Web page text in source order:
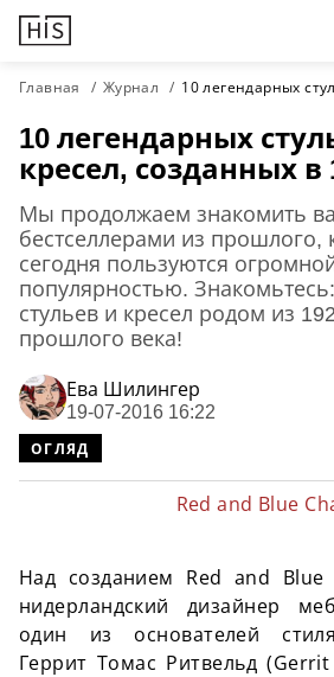
Главная Журнал 10 легендарных
10 легендарных
кресел, созданных в
Мы продолжаем знакомить
бестселлерами из прошлого,
сегодня пользуются
популярностью.
стульев и кресел родом из
прошлого века!
Ева Шилингер
19-07-2016 16:22
ОГЛЯД
Red and Blue
Над созданием Red and Blue
нидерландский дизайнер
один из основателей
Геррит Томас Ритвельд